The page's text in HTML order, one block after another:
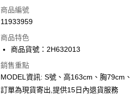
信用卡一次付款
LINE Pay
Apple Pay
商品編號
11933959
商品特色
商品貨號：2H632013
銷售重點
MODEL資訊: S號、高163cm、胸79cm
訂單為現貨寄出,提供15日內退貨服務